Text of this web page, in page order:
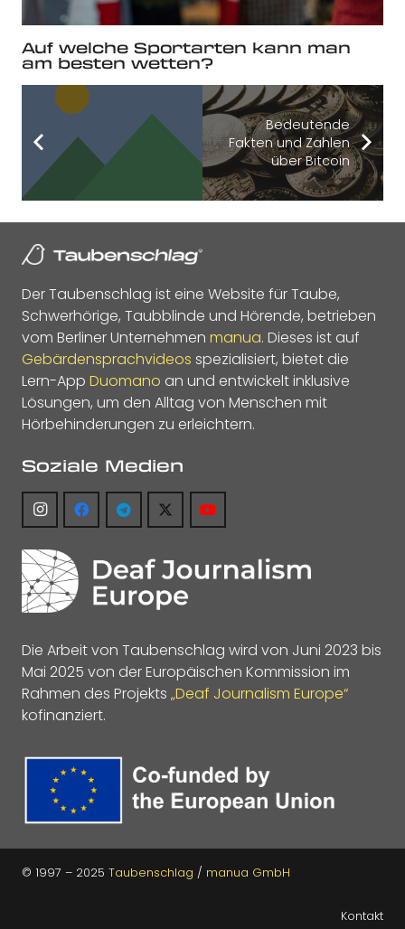
Auf welche Sportarten kann man
am besten wetten?
Bedeutende
Fakten und Zahlen
über Bitcoin
Der Taubenschlag ist eine Website für Taube,
Schwerhörige, Taubblinde und Hörende, betrieben
vom Berliner Unternehmen manua. Dieses ist auf
Gebärdensprachvideos spezialisiert, bietet die
Lern-App Duomano an und entwickelt inklusive
Lösungen, um den Alltag von Menschen mit
Hörbehinderungen zu erleichtern.
Soziale Medien
Die Arbeit von Taubenschlag wird von Juni 2023 bis
Mai 2025 von der Europäischen Kommission im
Rahmen des Projekts „Deaf Journalism Europe“
kofinanziert.
© 1997 – 2025 Taubenschlag / manua GmbH
Kontakt